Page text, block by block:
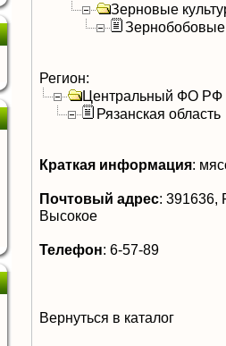
Зерновые
Зернобобовые
Регион:
Центральный ФО РФ
Рязанская область
Краткая информация:
Почтовый адрес: 391636,
Высокое
Телефон: 6-57-89
Вернуться в каталог